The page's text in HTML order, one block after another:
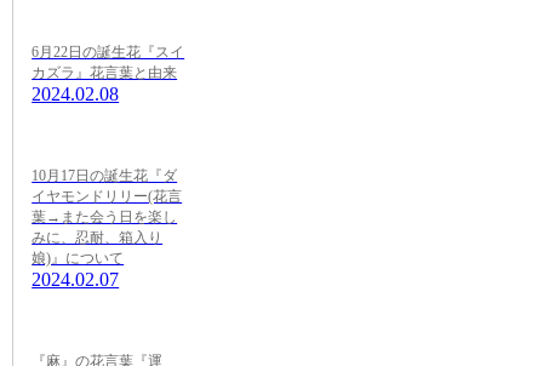
6月22日の誕生花『スイ
カズラ』花言葉と由来
2024.02.08
10月17日の誕生花『ダ
イヤモンドリリー(花言
葉→また会う日を楽し
みに、忍耐、箱入り
娘)』について
2024.02.07
『麻』の花言葉『運